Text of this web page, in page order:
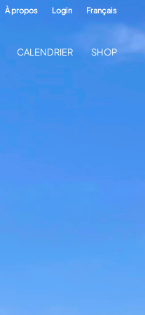
À propos Login Français
CALENDRIER SHOP